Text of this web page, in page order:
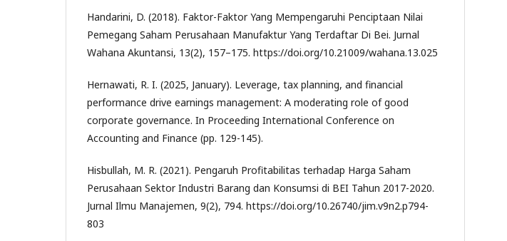
Handarini, D. (2018). Faktor-Faktor Yang Mempengaruhi Penciptaan Nilai
Pemegang Saham Perusahaan Manufaktur Yang Terdaftar Di Bei. Jurnal
Wahana Akuntansi, 13(2), 157–175. https://doi.org/10.21009/wahana.13.025
Hernawati, R. I. (2025, January). Leverage, tax planning, and financial
performance drive earnings management: A moderating role of good
corporate governance. In Proceeding International Conference on
Accounting and Finance (pp. 129-145).
Hisbullah, M. R. (2021). Pengaruh Profitabilitas terhadap Harga Saham
Perusahaan Sektor Industri Barang dan Konsumsi di BEI Tahun 2017-2020.
Jurnal Ilmu Manajemen, 9(2), 794. https://doi.org/10.26740/jim.v9n2.p794-
803